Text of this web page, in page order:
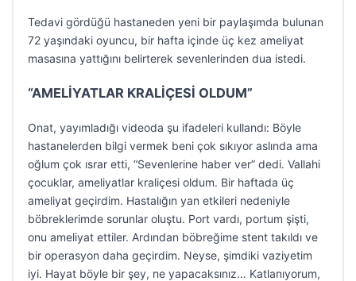
Tedavi gördüğü hastaneden yeni bir paylaşımda bulunan
72 yaşındaki oyuncu, bir hafta içinde üç kez ameliyat
masasına yattığını belirterek sevenlerinden dua istedi.
“AMELİYATLAR KRALİÇESİ OLDUM”
Onat, yayımladığı videoda şu ifadeleri kullandı: Böyle
hastanelerden bilgi vermek beni çok sıkıyor aslında ama
oğlum çok ısrar etti, “Sevenlerine haber ver” dedi. Vallahi
çocuklar, ameliyatlar kraliçesi oldum. Bir haftada üç
ameliyat geçirdim. Hastalığın yan etkileri nedeniyle
böbreklerimde sorunlar oluştu. Port vardı, portum şişti,
onu ameliyat ettiler. Ardından böbreğime stent takıldı ve
bir operasyon daha geçirdim. Neyse, şimdiki vaziyetim
iyi. Hayat böyle bir şey, ne yapacaksınız… Katlanıyorum,